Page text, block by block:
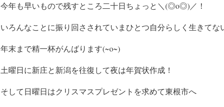
今年も早いもので残すところ二十日ちょっと＼(◎o◎)／！
いろんなことに振り回さされていまひとつ自分らしく生きて
年末まで精一杯がんばります(~o~)
土曜日に新庄と新潟を往復して夜は年賀状作成！
そして日曜日はクリスマスプレゼントを求めて東根市へ